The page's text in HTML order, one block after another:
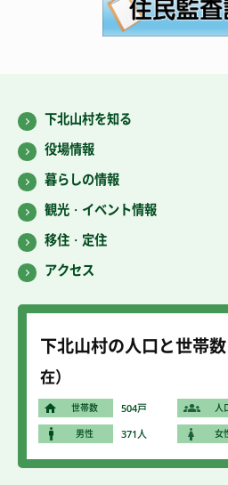
下北山村を知る
役場情報
暮らしの情報
観光・イベント情報
移住・定住
アクセス
下北山村の人口と世帯数
在）
世帯数 504戸 人
男性 371人 女